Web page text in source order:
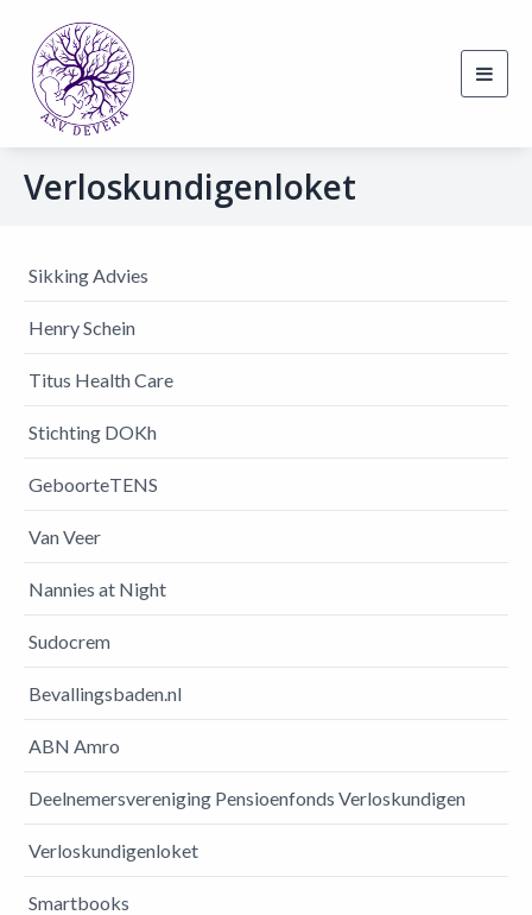
Verloskundigenloket
Sikking Advies
Henry Schein
Titus Health Care
Stichting DOKh
GeboorteTENS
Van Veer
Nannies at Night
Sudocrem
Bevallingsbaden.nl
ABN Amro
Deelnemersvereniging Pensioenfonds Verloskundigen
Verloskundigenloket
Smartbooks